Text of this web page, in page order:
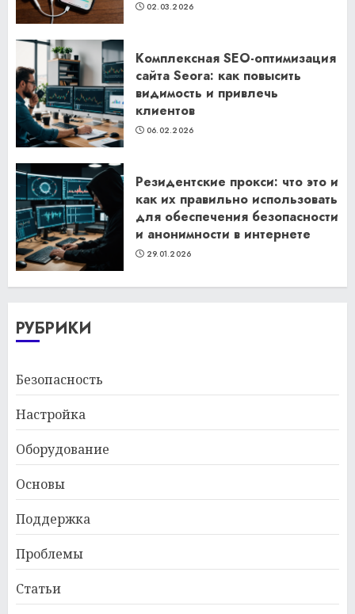
02.03.2026
Комплексная SEO-оптимизация
сайта Seora: как повысить
видимость и привлечь
клиентов
06.02.2026
Резидентские прокси: что это и
как их правильно использовать
для обеспечения безопасности
и анонимности в интернете
29.01.2026
РУБРИКИ
Безопасность
Настройка
Оборудование
Основы
Поддержка
Проблемы
Статьи